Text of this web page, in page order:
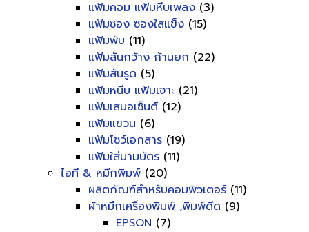
แฟ้มคอม แฟ้มหีบเพลง (3)
แฟ้มซอง ซองใสแข็ง (15)
แฟ้มพับ (11)
แฟ้มสันกว้าง ก้านยก (22)
แฟ้มสันรูด (5)
แฟ้มหนีบ แฟ้มเจาะ (21)
แฟ้มเสนอเซ็นต์ (12)
แฟ้มแขวน (6)
แฟ้มโชว์เอกสาร (19)
แฟ้มใส่นามบัตร (11)
ไอที & หมึกพิมพ์ (20)
ผลิตภัณฑ์สำหรับคอมพิวเตอร์ (11)
ผ้าหมึกเครื่องพิมพ์ ,พิมพ์ดีด (9)
EPSON (7)